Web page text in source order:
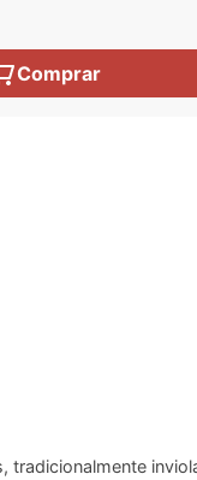
Comprar
tradicionalmente